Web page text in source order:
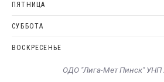
ПЯТНИЦА
СУББОТА
ВОСКРЕСЕНЬЕ
ОДО "Лига-Мет Пинск" УНП